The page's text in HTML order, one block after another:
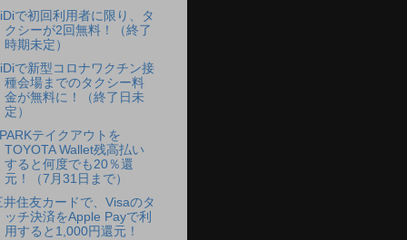
で初回利用者に限り、タ
クシーが2回無料！（終了
時期未定）
で新型コロナワクチン接
種会場までのタクシー料
金が無料に！（終了日未
定）
テイクアウトを
TOYOTA Wallet残高払い
すると何度でも20％還
元！（7月31日まで）
井住友カードで、Visaのタ
ッチ決済をApple Payで利
用すると1,000円還元！